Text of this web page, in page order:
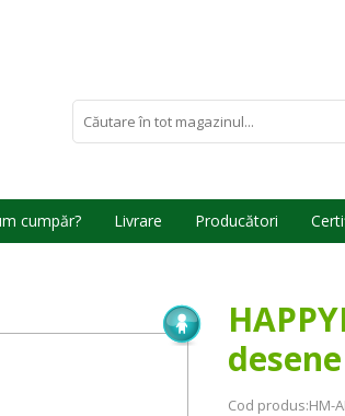
cumpăr? Livrare Producători
desene
Cod produs:HM-